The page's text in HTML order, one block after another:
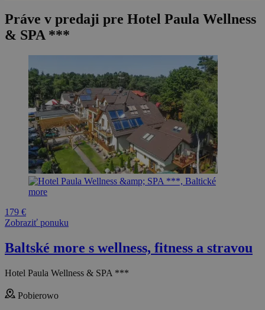
Práve v predaji pre Hotel Paula Wellness
& SPA ***
179 €
Zobraziť ponuku
Baltské more s wellness, fitness a stravou
Hotel Paula Wellness & SPA ***
Pobierowo